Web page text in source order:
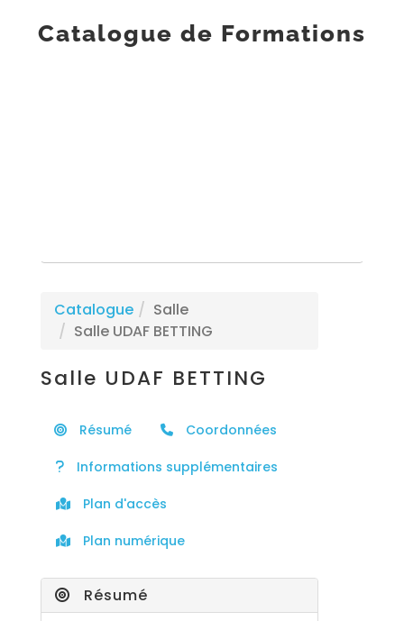
Catalogue de Formations
Catalogue
Salle
Salle UDAF BETTING
Salle UDAF BETTING
Résumé Coordonnées
Informations supplémentaires
Plan d'accès
Plan numérique
Résumé